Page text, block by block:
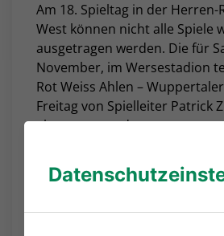
Am 18. Spieltag in der Herren-
West können nicht alle Spiele
ausgetragen werden. Die für
November, im Wersestadion
Rot Weiss Ahlen –
Freitag von Spielleiter Patrick
abgesetzt werden.
Ausschlaggebend ist eine
Stadt Ahlen.
finden Sie hier auf